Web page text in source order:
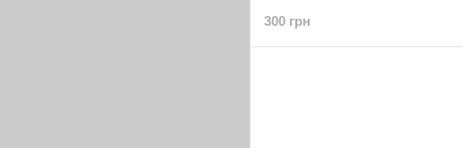
300 грн